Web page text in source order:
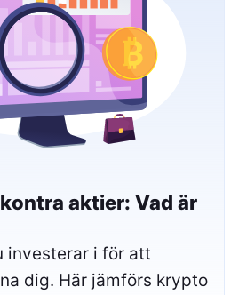
aktier: Vad är
investerar i för att
dig. Här jämförs krypto